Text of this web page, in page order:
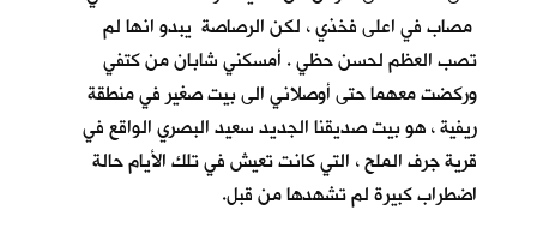
مصاب في اعلى فخذي ، لكن الرصاصة يبدو انها لم
تصب العظم لحسن حظي . أمسكني شابان من كتفي
وركضت معهما حتى أوصلاني الى بيت صغير في منطقة
ريفية ، هو بيت صديقنا الجديد سعيد البصريالواقع في
قرية جرف الملح، التي كانت تعيش في تلك الأيام حالة
اضطراب كبيرة لم تشهدها من قبل.